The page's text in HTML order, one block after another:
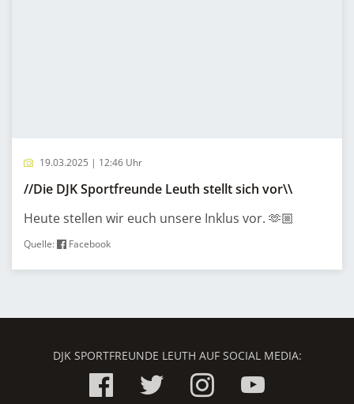
19.03.2025 | 12:46 Uhr
//Die DJK Sportfreunde Leuth stellt sich vor\\
Heute stellen wir euch unsere Inklus vor. 🫶🏼
Quelle: Facebook
DJK SPORTFREUNDE LEUTH AUF SOCIAL MEDIA: